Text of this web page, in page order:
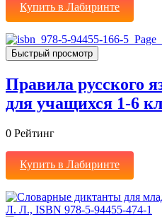
Купить в Лабиринте
Быстрый просмотр
Правила русского
для учащихся 1-6
0 Рейтинг
Купить в Лабиринте